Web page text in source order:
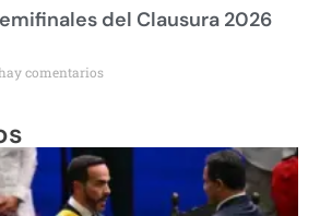
del Clausura 2026
comentarios